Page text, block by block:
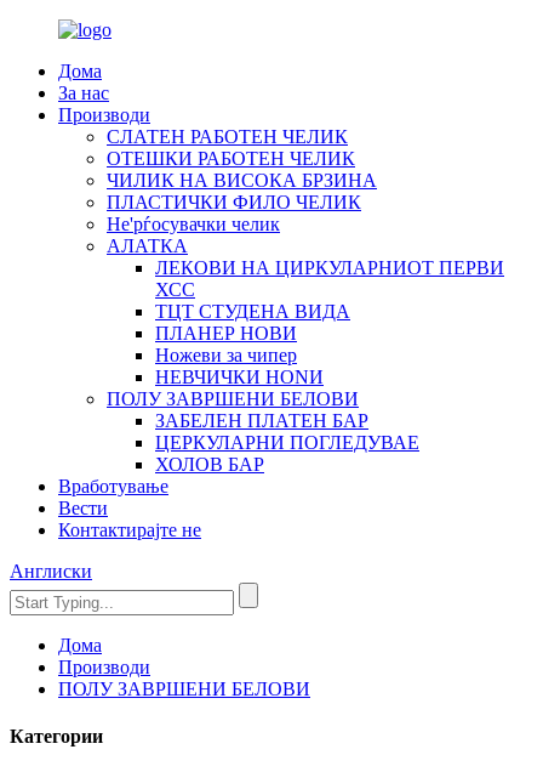
Дома
За нас
Производи
СЛАТЕН РАБОТЕН ЧЕЛИК
OTЕШКИ РАБОТЕН ЧЕЛИК
ЧИЛИК НА ВИСОКА БРЗИНА
ПЛАСТИЧКИ ФИЛО ЧЕЛИК
Не'рѓосувачки челик
АЛАТКА
ЛЕКОВИ НА ЦИРКУЛАРНИОТ ПЕРВИ
ХСС
ТЦТ СТУДЕНА ВИДА
ПЛАНЕР НОВИ
Ножеви за чипер
НЕВЧИЧКИ НОNИ
ПОЛУ ЗАВРШЕНИ БЕЛОВИ
ЗАБЕЛЕН ПЛАТЕН БАР
ЦЕРКУЛАРНИ ПОГЛЕДУВАЕ
ХОЛОВ БАР
Вработување
Вести
Контактирајте не
Англиски
Дома
Производи
ПОЛУ ЗАВРШЕНИ БЕЛОВИ
Категории